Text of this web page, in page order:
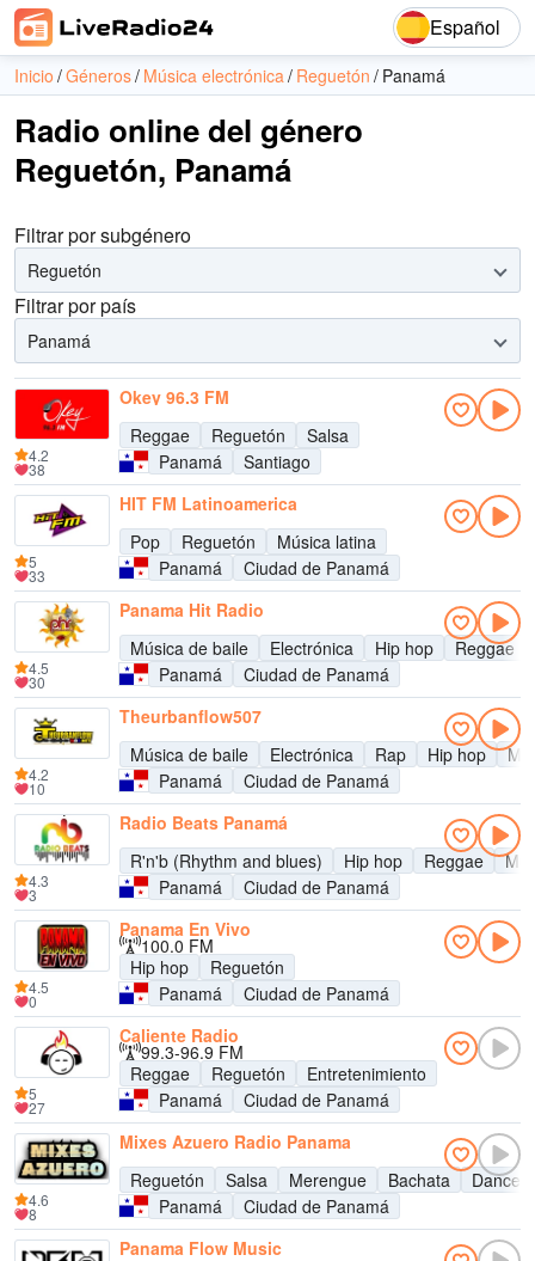
Español
Inicio Géneros Música electrónica Reguetón Panamá
Radio online del género
Reguetón, Panamá
Filtrar por subgénero
Reguetón
Filtrar por país
Panamá
Okey 96.3 FM
Reggae
Reguetón
Salsa
Panamá
Santiago
4.2
38
HIT FM Latinoamerica
Pop
Reguetón
Música latina
Panamá
Ciudad de Panamá
5
33
Panama Hit Radio
Música de baile
Electrónica Hip hop
Reggae
Panamá
Ciudad de Panamá
4.5
30
Theurbanflow507
Música de baile
Electrónica Rap Hip hop
Panamá
Ciudad de Panamá
4.2
10
Radio Beats Panamá
R'n'b (Rhythm and blues)
Hip hop Reggae
Panamá
Ciudad de Panamá
4.3
3
Panama En Vivo
100.0 FM
Hip hop
Reguetón
Panamá
Ciudad de Panamá
4.5
0
Caliente Radio
99.3-96.9 FM
Reggae
Reguetón
Entretenimiento
Panamá
Ciudad de Panamá
5
27
Mixes Azuero Radio Panama
Reguetón
Salsa Merengue Bachata
Panamá
Ciudad de Panamá
4.6
8
Panama Flow Music